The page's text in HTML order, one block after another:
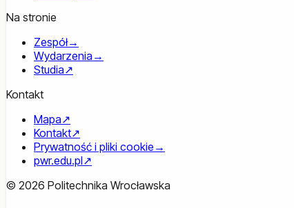
Na stronie
Zespół→
Wydarzenia →
Studia↗
Kontakt
Mapa↗
Kontakt↗
Prywatność i pliki cookie →
pwr.edu.pl↗
© 2026 Politechnika Wrocławska